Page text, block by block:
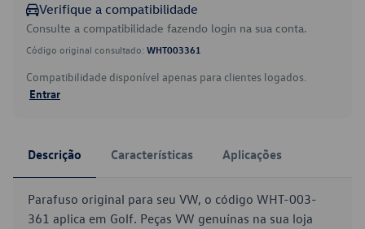
Verifique a compatibilidade
Consulte a compatibilidade fazendo login na sua conta.
Código original consultado: WHT003361
Compatibilidade disponível apenas para clientes logados.
Entrar
Descrição Características Aplicações
Parafuso original para seu VW, o código WHT-003-
361 aplica em Golf. Peças VW genuínas na sua loja